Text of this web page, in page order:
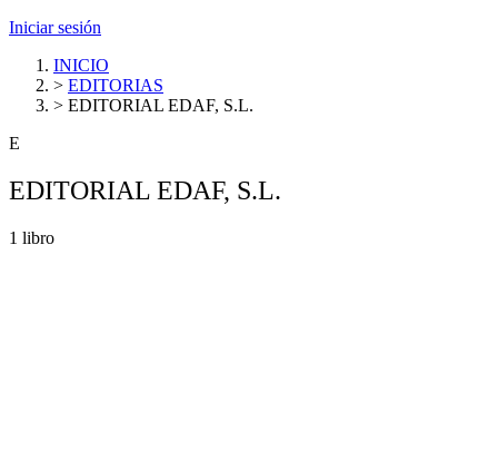
Iniciar sesión
INICIO
> EDITORIAS
> EDITORIAL EDAF, S.L.
E
EDITORIAL EDAF, S.L.
1 libro